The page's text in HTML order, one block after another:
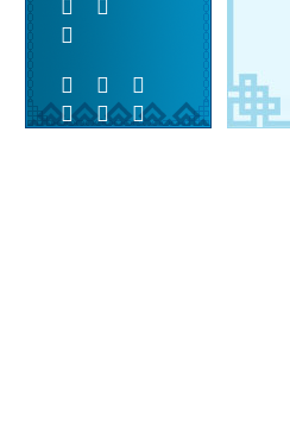
 